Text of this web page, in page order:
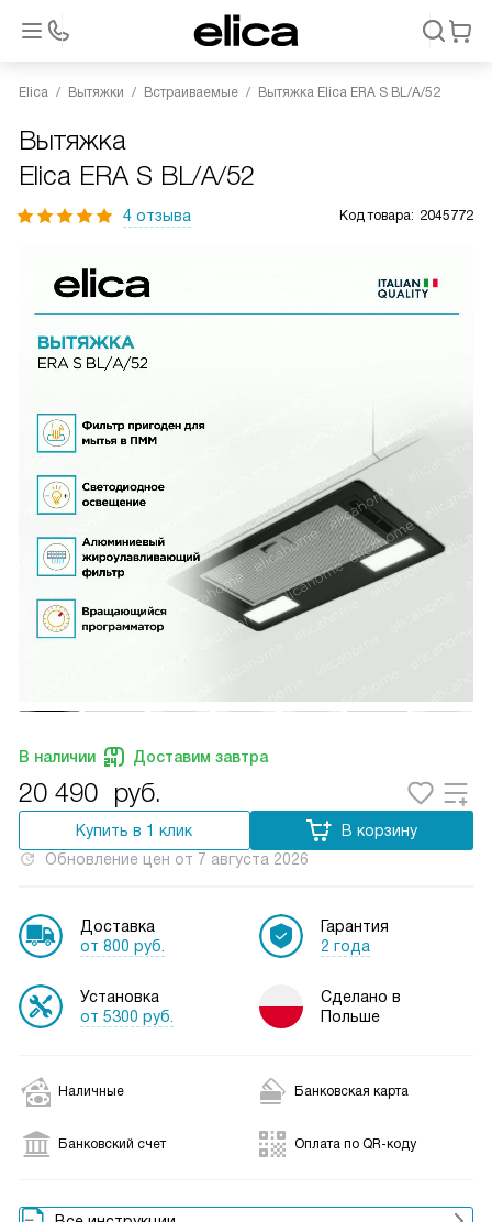
Elica Вытяжки Встраиваемые Вытяжка Elica ERA S BL/A/52
Вытяжка
Elica ERA S BL/A/52
4 отзыва Код товара: 2045772
В наличии Доставим завтра
20 490 руб.
Купить в 1 клик
В корзину
Обновление цен от 7 августа 2026
Доставка
от 800 руб.
Установка
от 5300 руб.
Гарантия
2 года
Сделано в
Польше
Наличные Банковская карта
Банковский счет Оплата по QR-коду